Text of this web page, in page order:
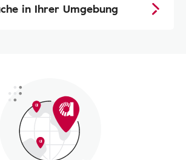
in Ihrer Umgebung